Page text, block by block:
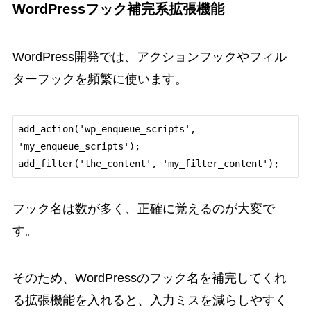
WordPressフック補完系拡張機能
WordPress開発では、アクションフックやフィル
ターフックを頻繁に使います。
add_action('wp_enqueue_scripts',
'my_enqueue_scripts');
フック名は数が多く、正確に覚えるのが大変で
す。
そのため、WordPressのフック名を補完してくれ
る拡張機能を入れると、入力ミスを減らしやすく